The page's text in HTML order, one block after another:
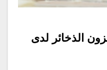
الذخائر لدى